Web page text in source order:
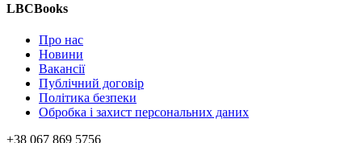
LBCBooks
Про нас
Новини
Вакансії
Публічний договір
Політика безпеки
Обробка і захист персональних даних
+38 067 869 5756